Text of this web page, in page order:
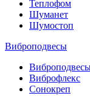
Теплофом
Шуманет
Шумостоп
Виброподвесы
Виброфлекс
Сонокреп